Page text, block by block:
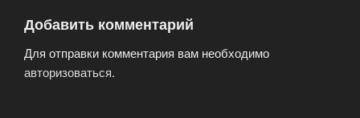
Добавить комментарий
Для отправки комментария вам необходимо
авторизоваться.